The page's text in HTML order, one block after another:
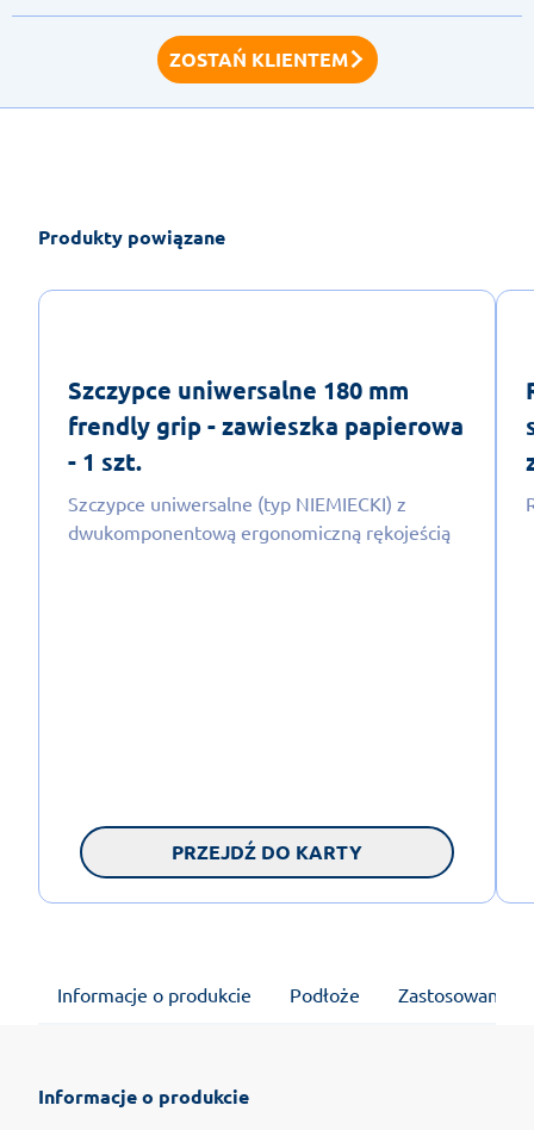
ZOSTAŃ KLIENTEM
Produkty powiązane
Szczypce uniwersalne 180 mm
frendly grip - zawieszka papierowa
- 1 szt.
Szczypce uniwersalne (typ NIEMIECKI) z
dwukomponentową ergonomiczną rękojeścią
PRZEJDŹ DO KARTY
Informacje o produkcie Podłoże Zastosowanie
Informacje o produkcie